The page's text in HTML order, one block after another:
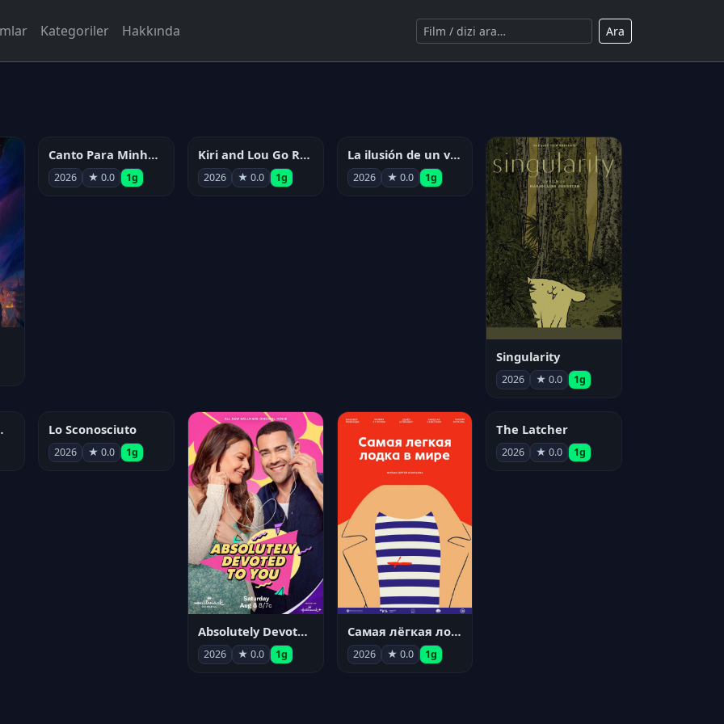
Kategoriler Hakkında Ara
Canto Para Minha Morte
2026 ★ 0.0 1g
Kiri and Lou Go Raaa!
2026 ★ 0.0 1g
La ilusión de un verano sin fin
2026 ★ 0.0 1g
Singularity
2026 ★ 0.0 1g
Pyle Lo Sconosciuto
2026 ★ 0.0 1g
Absolutely Devoted to You
2026 ★ 0.0 1g
Самая лёгкая лодка в мире
2026 ★ 0.0 1g
The Latcher
2026 ★ 0.0 1g